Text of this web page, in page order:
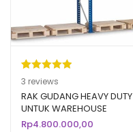
Peringkat
5.00 dari 5
berdasarka
n
3
penilaian
3 reviews
RAK GUDANG HEAVY DUTY
UNTUK WAREHOUSE
PABRIK / INDUSTRI
Rp4.800.000,00